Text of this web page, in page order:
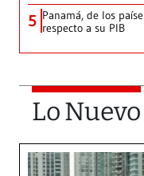
5 Panamá, de los
respecto a su PIB
Lo Nuevo